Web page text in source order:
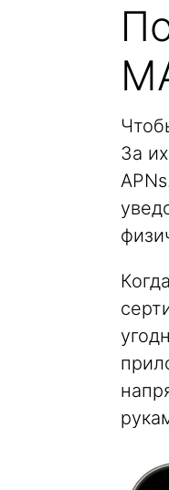
За
Когда